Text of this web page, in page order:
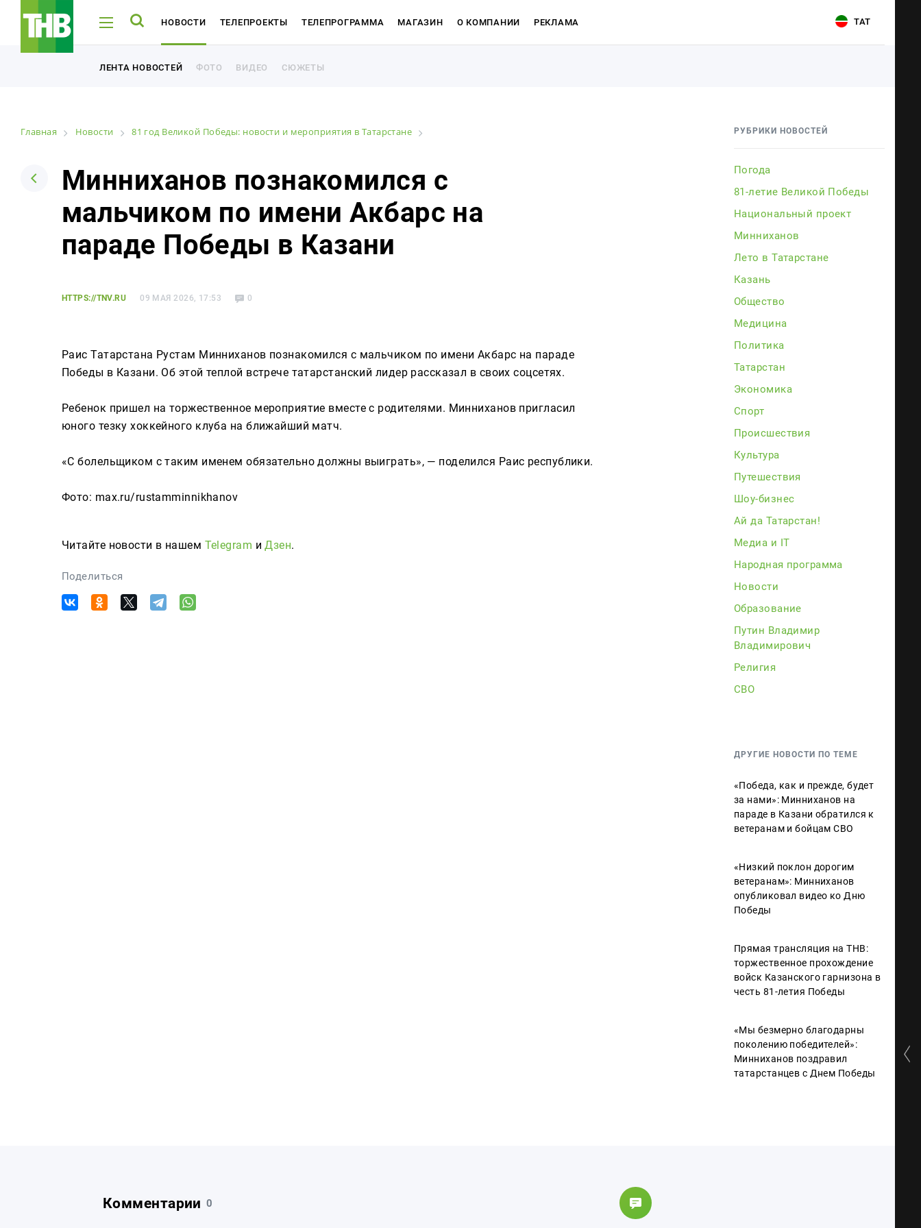
НОВОСТИ
ЛЕНТА НОВОСТЕЙ ФОТО ВИДЕО СЮЖЕТЫ
ТЕЛЕПРОЕКТЫ ТЕЛЕПРОГРАММА
ТНВ-ТАТАРСТАН ТНВ-ПЛАНЕТА
МАГАЗИН О КОМПАНИИ РЕКЛАМА ТАТ
ЛЕНТА НОВОСТЕЙ ФОТО ВИДЕО СЮЖЕТЫ
Лента новостей
Видео
Телепроекты
ТНВ-Татарстан
ТНВ-Планета
Реклама
Главная Новости 81 год Великой Победы: новости и мероприятия в Татарстане
Минниханов познакомился с
мальчиком по имени Акбарс на
параде Победы в Казани
HTTPS://TNV.RU 09 МАЯ 2026, 17:53 0
Раис Татарстана Рустам Минниханов познакомился с мальчиком по имени Акбарс на параде
Победы в Казани. Об этой теплой встрече татарстанский лидер рассказал в своих соцсетях.
Ребенок пришел на торжественное мероприятие вместе с родителями. Минниханов пригласил
юного тезку хоккейного клуба на ближайший матч.
«С болельщиком с таким именем обязательно должны выиграть», — поделился Раис республики.
Фото: max.ru/rustamminnikhanov
Читайте новости в нашем Telegram иДзен.
Поделиться
РУБРИКИ НОВОСТЕЙ
Погода
81-летие Великой Победы
Национальный проект
Минниханов
Лето в Татарстане
Казань
Общество
Медицина
Политика
Татарстан
Экономика
Спорт
Происшествия
Культура
Путешествия
Шоу-бизнес
Ай да Татарстан!
Медиа и IT
Народная программа
Новости
Образование
Путин Владимир
Владимирович
Религия
СВО
ДРУГИЕ НОВОСТИ ПО ТЕМЕ
«Победа, как и прежде, будет
за нами»: Минниханов на
параде в Казани обратился к
ветеранам и бойцам СВО
«Низкий поклон дорогим
ветеранам»: Минниханов
опубликовал видео ко Дню
Победы
Прямая трансляция на ТНВ:
торжественное прохождение
войск Казанского гарнизона в
честь 81-летия Победы
«Мы безмерно благодарны
поколению победителей»:
Минниханов поздравил
татарстанцев с Днем Победы
Комментарии 0